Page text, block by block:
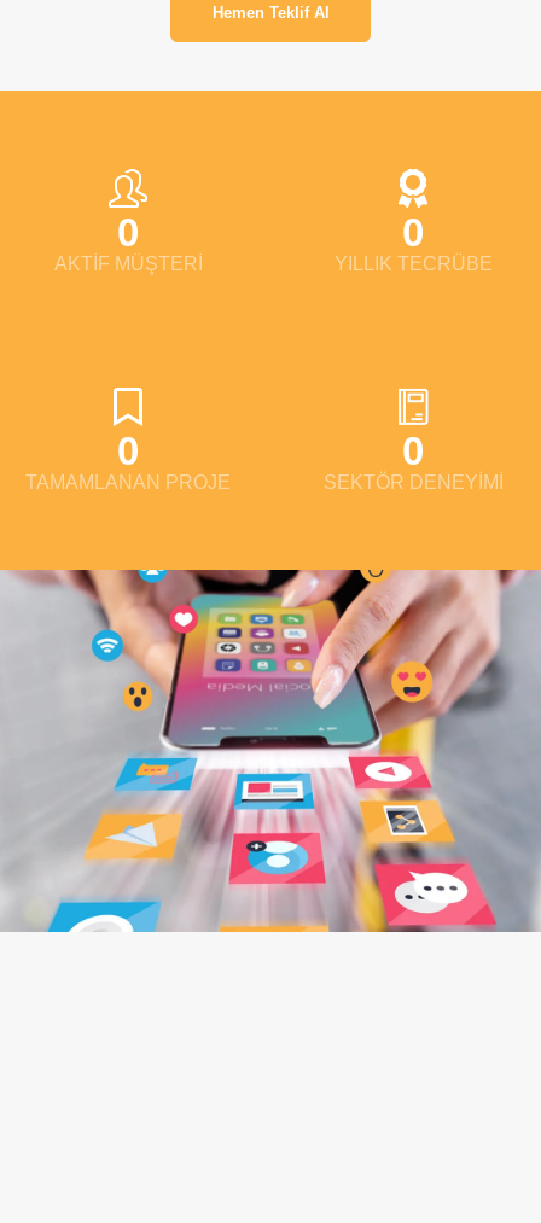
Hemen Teklif Al
0
AKTİF MÜŞTERİ
0
YILLIK TECRÜBE
0
TAMAMLANAN PROJE
0
SEKTÖR DENEYİMİ